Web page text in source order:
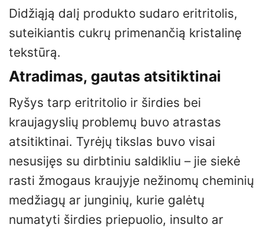
Didžiąją dalį produkto sudaro eritritolis,
suteikiantis cukrų primenančią kristalinę
tekstūrą.
Atradimas, gautas atsitiktinai
Ryšys tarp eritritolio ir širdies bei
kraujagyslių problemų buvo atrastas
atsitiktinai. Tyrėjų tikslas buvo visai
nesusijęs su dirbtiniu saldikliu – jie siekė
rasti žmogaus kraujyje nežinomų cheminių
medžiagų ar junginių, kurie galėtų
numatyti širdies priepuolio, insulto ar